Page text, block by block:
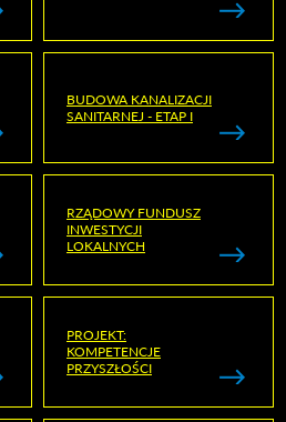
BUDOWA KANALIZACJI
SANITARNEJ - ETAP I
RZĄDOWY FUNDUSZ
INWESTYCJI
LOKALNYCH
PROJEKT:
KOMPETENCJE
PRZYSZŁOŚCI